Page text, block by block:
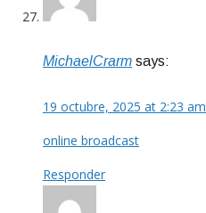
MichaelCrarm says:
19 octubre, 2025 at 2:23 am
online broadcast
Responder